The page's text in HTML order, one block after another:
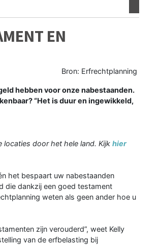
EN
Bron: Erfrechtplanning
hebben voor onze nabestaanden.
“Het is duur en ingewikkeld,
locaties door het hele land. Kijk hier
het bespaart uw nabestaanden
die dankzij een goed testament
we­ten als geen ander hoe u
zijn verouderd”, weet Kelly
van de erfbelasting bij